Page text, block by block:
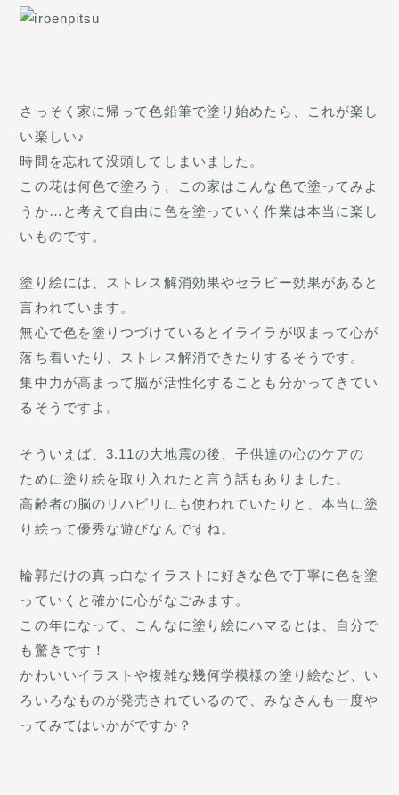
さっそく家に帰って色鉛筆で塗り始めたら、これが楽し
い楽しい♪
時間を忘れて没頭してしまいました。
この花は何色で塗ろう、この家はこんな色で塗ってみよ
うか…と考えて自由に色を塗っていく作業は本当に楽し
いものです。
塗り絵には、ストレス解消効果やセラピー効果があると
言われています。
無心で色を塗りつづけているとイライラが収まって心が
落ち着いたり、ストレス解消できたりするそうです。
集中力が高まって脳が活性化することも分かってきてい
るそうですよ。
そういえば、3.11の大地震の後、子供達の心のケアの
ために塗り絵を取り入れたと言う話もありました。
高齢者の脳のリハビリにも使われていたりと、本当に塗
り絵って優秀な遊びなんですね。
輪郭だけの真っ白なイラストに好きな色で丁寧に色を塗
っていくと確かに心がなごみます。
この年になって、こんなに塗り絵にハマるとは、自分で
も驚きです！
かわいいイラストや複雑な幾何学模様の塗り絵など、い
ろいろなものが発売されているので、みなさんも一度や
ってみてはいかがですか？